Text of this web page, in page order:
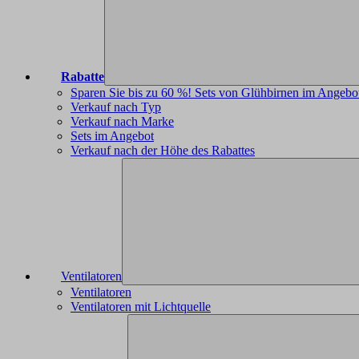
Rabatte
Sparen Sie bis zu 60 %! Sets von Glühbirnen im
Verkauf nach Typ
Verkauf nach Marke
Sets im Angebot
Verkauf nach der Höhe des Rabattes
Ventilatoren
Ventilatoren
Ventilatoren mit Lichtquelle